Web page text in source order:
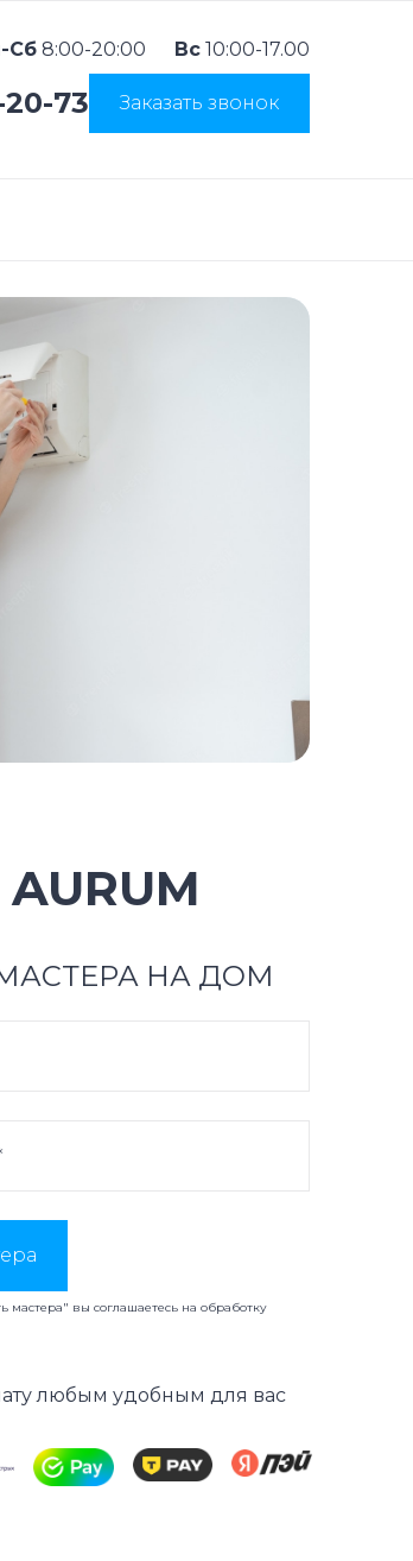
Сб 8:00-20:00 Вс 10:00-17.00
73 Заказать звонок
НА ДОМ
мастера" вы соглашаетесь наобработку
любым удобным для вас